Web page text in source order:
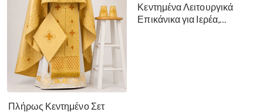
Πλήρως Κεντημένο Σετ
Κεντημένα Λειτουργικά
Επικάνικα για Ιερέα,